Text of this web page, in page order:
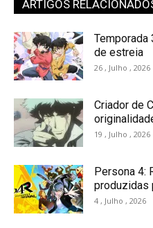
ARTIGOS
Temporada
de estreia
26 , Julho , 2026
Criador de
19 , Julho , 2026
Persona 4:
produzidas
4 , Julho , 2026